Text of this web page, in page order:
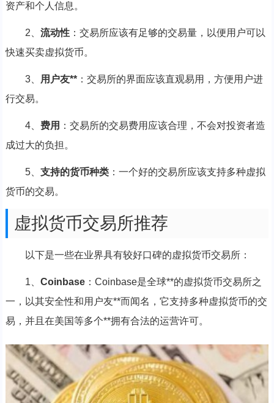
资产和个人信息。
2、 流动性：交易所应该有足够的交易量，以便用户可以
快速买卖虚拟货币。
3、 用户友**：交易所的界面应该直观易用，方便用户进
行交易。
4、 费用 ：交易所的交易费用应该合理，不会对投资者造
成过大的负担。
5、 支持的货币种类：一个好的交易所应该支持多种虚拟
货币的交易。
虚拟货币交易所推荐
以下是一些在业界具有较好口碑的虚拟货币交易所：
1、 Coinbase：Coinbase是全球**的虚拟货币交易所之
一，以其安全性和用户友**而闻名，它支持多种虚拟货币的交
易，并且在美国等多个**拥有合法的运营许可。